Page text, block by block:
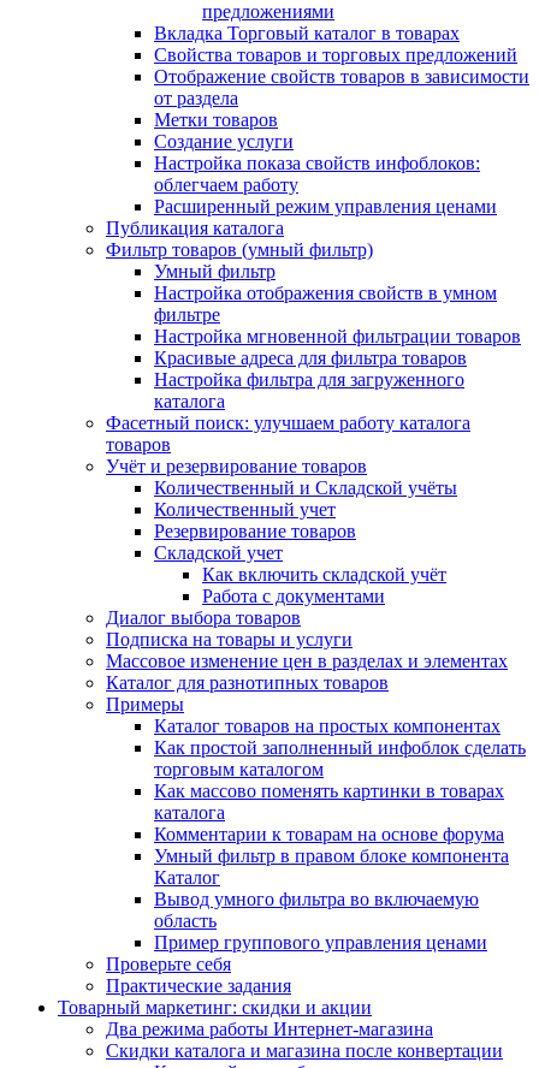
предложениями
Вкладка Торговый каталог в товарах
Свойства товаров и торговых предложений
Отображение свойств товаров в зависимости
от раздела
Метки товаров
Создание услуги
Настройка показа свойств инфоблоков:
облегчаем работу
Расширенный режим управления ценами
Публикация каталога
Фильтр товаров (умный фильтр)
Умный фильтр
Настройка отображения свойств в умном
фильтре
Настройка мгновенной фильтрации товаров
Красивые адреса для фильтра товаров
Настройка фильтра для загруженного
каталога
Фасетный поиск: улучшаем работу каталога
товаров
Учёт и резервирование товаров
Количественный и Складской учёты
Количественный учет
Резервирование товаров
Складской учет
Как включить складской учёт
Работа с документами
Диалог выбора товаров
Подписка на товары и услуги
Массовое изменение цен в разделах и элементах
Каталог для разнотипных товаров
Примеры
Каталог товаров на простых компонентах
Как простой заполненный инфоблок сделать
торговым каталогом
Как массово поменять картинки в товарах
каталога
Комментарии к товарам на основе форума
Умный фильтр в правом блоке компонента
Каталог
Вывод умного фильтра во включаемую
область
Пример группового управления ценами
Проверьте себя
Практические задания
Товарный маркетинг: скидки и акции
Два режима работы Интернет-магазина
Скидки каталога и магазина после конвертации